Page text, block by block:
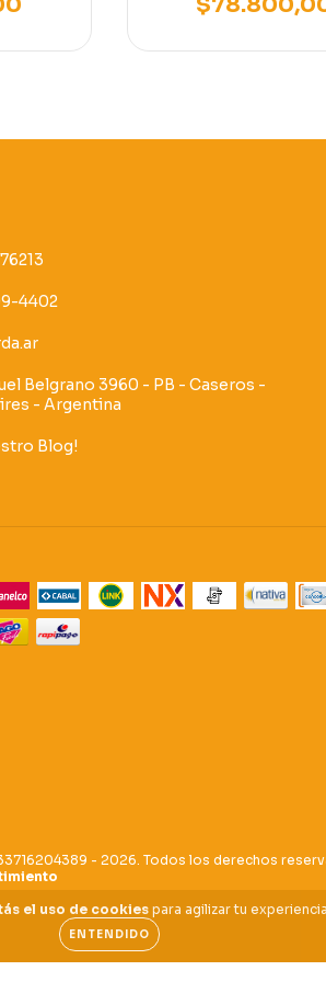
el uso de cookies para agilizar tu
ENTENDIDO
4402
Belgrano 3960 - PB - Caseros -
- Argentina
Blog!
- 2026. Todos los derechos